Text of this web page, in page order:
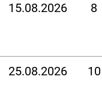
15.08.2026 8
25.08.2026 10